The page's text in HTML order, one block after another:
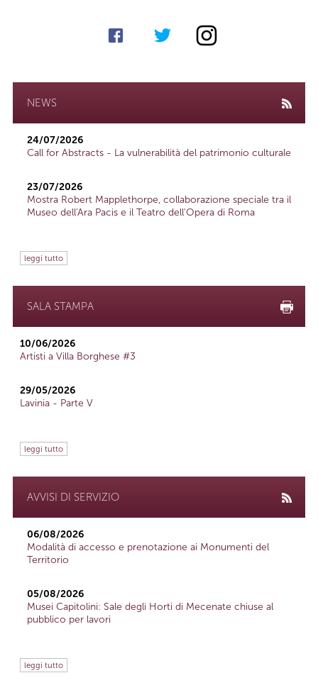
NEWS
24/07/2026
Call for Abstracts - La vulnerabilità del patrimonio culturale
23/07/2026
Mostra Robert Mapplethorpe, collaborazione speciale tra il
Museo dell'Ara Pacis e il Teatro dell'Opera di Roma
leggi tutto
SALA STAMPA
10/06/2026
Artisti a Villa Borghese #3
29/05/2026
Lavinia - Parte V
leggi tutto
AVVISI DI SERVIZIO
06/08/2026
Modalità di accesso e prenotazione ai Monumenti del
Territorio
05/08/2026
Musei Capitolini: Sale degli Horti di Mecenate chiuse al
pubblico per lavori
leggi tutto